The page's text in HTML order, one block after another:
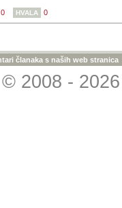
0 HVALA 0
članaka s naših web stranica
2008 -